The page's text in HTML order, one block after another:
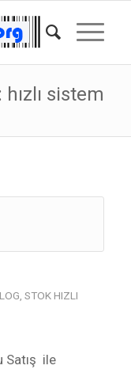
sistem
STOK HIZLI
Satış ile